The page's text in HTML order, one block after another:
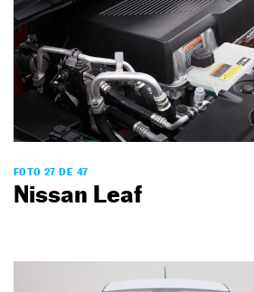
FOTO 27 DE 47
Nissan Leaf